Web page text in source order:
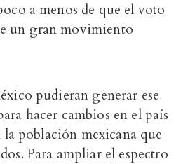
a menos de que el voto
un gran movimiento
pudieran generar ese
hacer cambios en el país
la población mexicana que
Para ampliar el espectro